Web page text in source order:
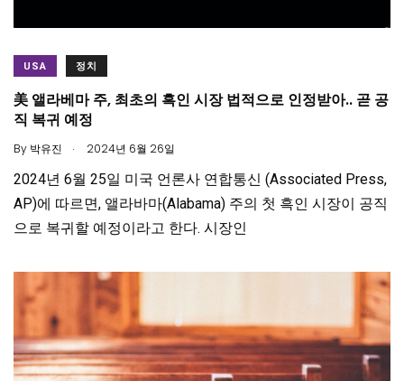
USA 정치
美 앨라베마 주, 최초의 흑인 시장 법적으로 인정받아.. 곧 공
직 복귀 예정
By 박유진 . 2024년 6월 26일
2024년 6월 25일 미국 언론사 연합통신 (Associated Press,
AP)에 따르면, 앨라바마(Alabama) 주의 첫 흑인 시장이 공직
으로 복귀할 예정이라고 한다. 시장인